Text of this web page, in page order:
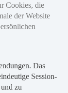
Cookies, die
der Website
Das
Session-
zu